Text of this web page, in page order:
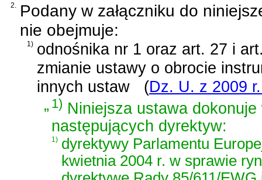
2.
Podany w załączniku do
nie obejmuje:
1) odnośnika nr 1 oraz art. 27 i
zmianie ustawy o obrocie
innych ustaw
(Dz. U. z 2009
„1) Niniejsza ustawa
następujących dyrektyw:
1) dyrektywy Parlamentu
kwietnia 2004 r. w sprawie